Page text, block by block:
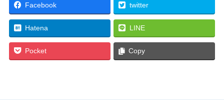
Facebook twitter
Hatena LINE
Pocket Copy